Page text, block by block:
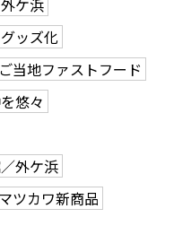
ッズ化
当地ファストフード
悠々
外ケ浜
ツカワ新商品